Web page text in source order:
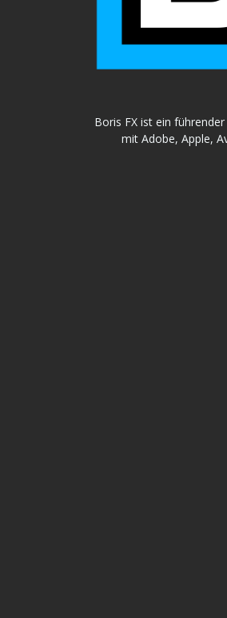
Boris FX ist ein
mit Adobe, Apple,